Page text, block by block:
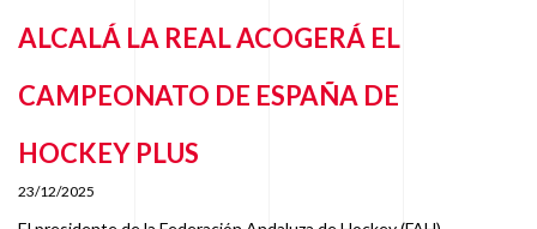
ALCALÁ LA REAL ACOGERÁ EL
CAMPEONATO DE ESPAÑA DE
HOCKEY PLUS
23/12/2025